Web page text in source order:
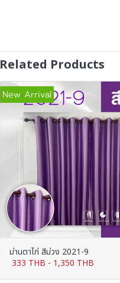
Related Products
New Arrival
ม่านตาไก่ สีม่วง 2021-9
333 THB - 1,350 THB